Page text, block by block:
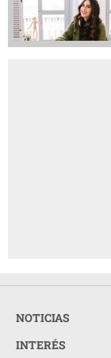
NOTICIAS
INTERÉS